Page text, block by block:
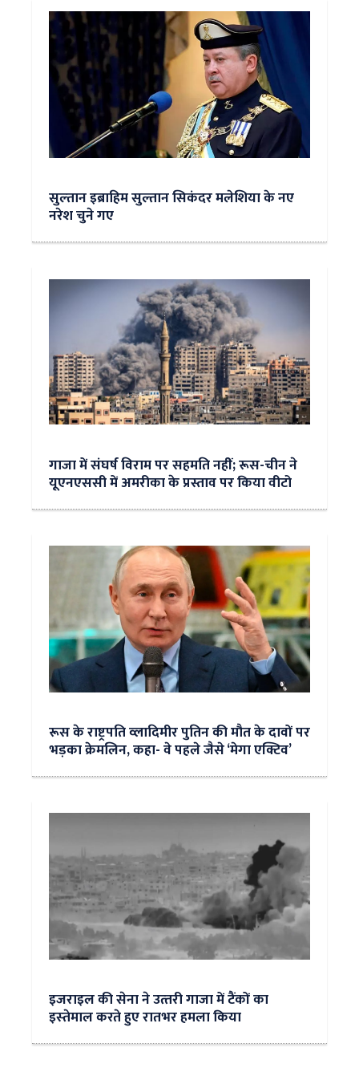
सुल्‍तान इब्राहिम सुल्तान सिकंदर मलेशिया के नए
नरेश चुने गए
गाजा में संघर्ष विराम पर सहमति नहीं; रूस-चीन ने
यूएनएससी में अमरीका के प्रस्ताव पर किया वीटो
रूस के राष्ट्रपति व्लादिमीर पुतिन की मौत के दावों पर
भड़का क्रेमलिन, कहा- वे पहले जैसे ‘मेगा एक्टिव’
इजराइल की सेना ने उत्‍तरी गाजा में टैंकों का
इस्‍तेमाल करते हुए रातभर हमला किया